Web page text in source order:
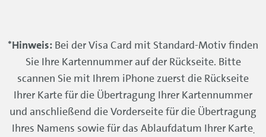
*Hinweis: Bei der Visa Card mit Standard-Motiv finden
Sie Ihre Kartennummer auf der Rückseite. Bitte
scannen Sie mit Ihrem iPhone zuerst die Rückseite
Ihrer Karte für die Übertragung Ihrer Kartennummer
und anschließend die Vorderseite für die Übertragung
Ihres Namens sowie für das Ablaufdatum Ihrer Karte.